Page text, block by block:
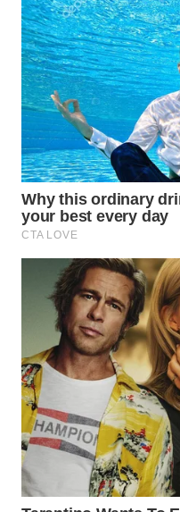
WN
NATUNA
WN
BINTAN
WN
MANDALIKA
WN
LIKUPANG
WN
LABUANBAJO
WN
BORNEO
Wahana
Media
Group